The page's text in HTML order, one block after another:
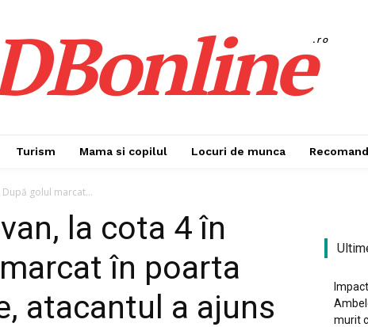
.ro
Turism Mama si copilul Locuri de munca
golul marcat...
la cota 4 în
în poarta
atacantul a ajuns
murit